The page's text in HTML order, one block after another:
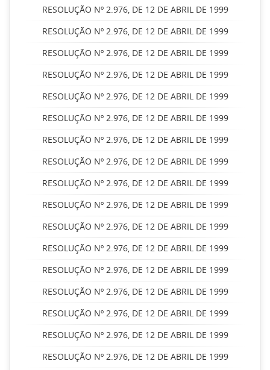
RESOLUÇÃO Nº 2.976, DE 12 DE ABRIL DE 1999
RESOLUÇÃO Nº 2.976, DE 12 DE ABRIL DE 1999
RESOLUÇÃO Nº 2.976, DE 12 DE ABRIL DE 1999
RESOLUÇÃO Nº 2.976, DE 12 DE ABRIL DE 1999
RESOLUÇÃO Nº 2.976, DE 12 DE ABRIL DE 1999
RESOLUÇÃO Nº 2.976, DE 12 DE ABRIL DE 1999
RESOLUÇÃO Nº 2.976, DE 12 DE ABRIL DE 1999
RESOLUÇÃO Nº 2.976, DE 12 DE ABRIL DE 1999
RESOLUÇÃO Nº 2.976, DE 12 DE ABRIL DE 1999
RESOLUÇÃO Nº 2.976, DE 12 DE ABRIL DE 1999
RESOLUÇÃO Nº 2.976, DE 12 DE ABRIL DE 1999
RESOLUÇÃO Nº 2.976, DE 12 DE ABRIL DE 1999
RESOLUÇÃO Nº 2.976, DE 12 DE ABRIL DE 1999
RESOLUÇÃO Nº 2.976, DE 12 DE ABRIL DE 1999
RESOLUÇÃO Nº 2.976, DE 12 DE ABRIL DE 1999
RESOLUÇÃO Nº 2.976, DE 12 DE ABRIL DE 1999
RESOLUÇÃO Nº 2.976, DE 12 DE ABRIL DE 1999